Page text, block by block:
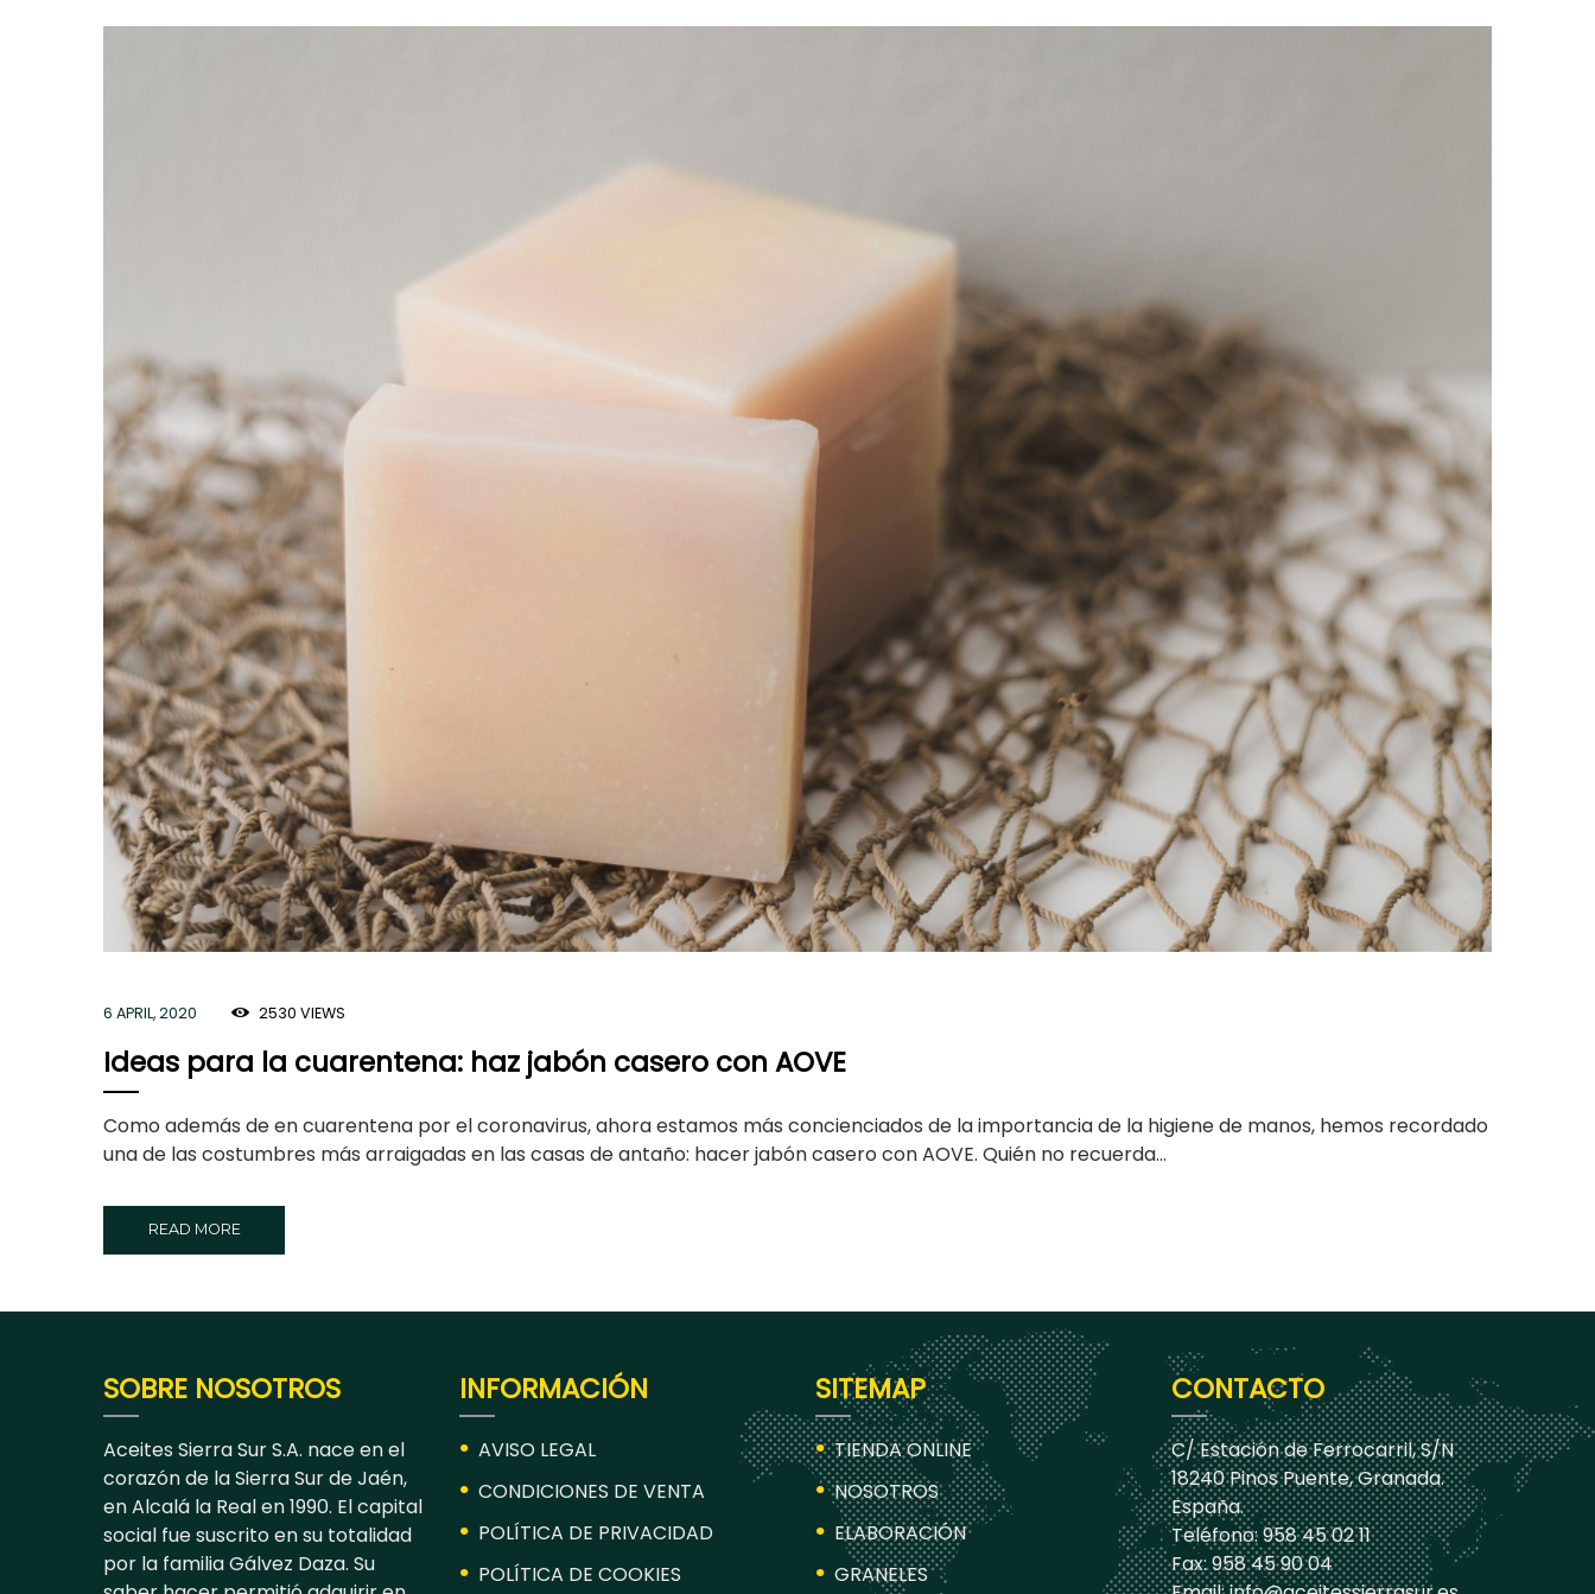
6 APRIL, 2020 2530 VIEWS
Ideas para la cuarentena: haz jabón casero con AOVE
Como además de en cuarentena por el coronavirus, ahora estamos más concienciados de la importancia de la higiene de manos, hemos recordado
una de las costumbres más arraigadas en las casas de antaño: hacer jabón casero con AOVE. Quién no recuerda...
READ MORE
SOBRE NOSOTROS
Aceites Sierra Sur S.A. nace en el
corazón de la Sierra Sur de Jaén,
en Alcalá la Real en 1990. El capital
social fue suscrito en su totalidad
por la familia Gálvez Daza. Su
INFORMACIÓN
AVISO LEGAL
CONDICIONES DE VENTA
POLÍTICA DE PRIVACIDAD
POLÍTICA DE COOKIES
SITEMAP
TIENDA ONLINE
NOSOTROS
ELABORACIÓN
GRANELES
CONTACTO
C/ Estación de Ferrocarril, S/N
18240 Pinos Puente, Granada.
España.
Teléfono: 958 45 02 11
Fax: 958 45 90 04